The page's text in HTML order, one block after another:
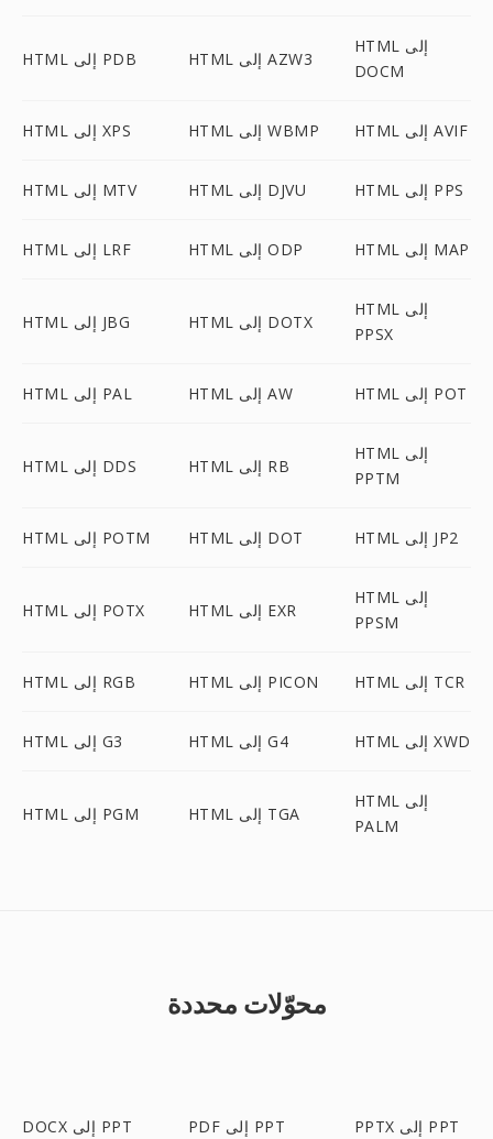
HTML إلى PDB HTML إلى AZW3
HTML إلى
DOCM
HTML إلى XPS HTML إلى WBMP HTML إلى AVIF
HTML إلى MTV HTML إلى DJVU HTML إلى PPS
HTML إلى LRF HTML إلى ODP HTML إلى MAP
HTML إلى JBG HTML إلى DOTX
HTML إلى
PPSX
HTML إلى PAL HTML إلى AW HTML إلى POT
HTML إلى DDS HTML إلى RB
HTML إلى
PPTM
HTML إلى POTM HTML إلى DOT HTML إلى JP2
HTML إلى POTX HTML إلى EXR
HTML إلى
PPSM
HTML إلى RGB HTML إلى PICON HTML إلى TCR
HTML إلى G3 HTML إلى G4 HTML إلى XWD
HTML إلى PGM HTML إلى TGA
HTML إلى
PALM
محوّلات محددة
DOCX إلى PPT PDF إلى PPT PPTX إلى PPT